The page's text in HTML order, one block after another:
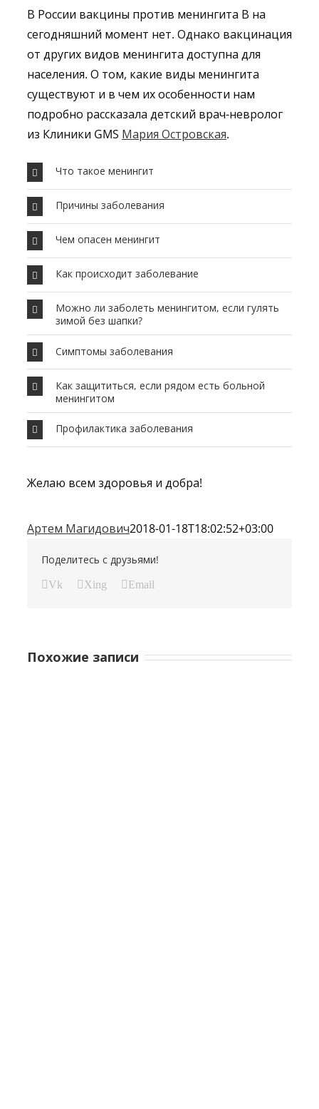
В России вакцины против менингита В на
сегодняшний момент нет. Однако вакцинация
от других видов менингита доступна для
населения. О том, какие виды менингита
существуют и в чем их особенности нам
подробно рассказала детский врач-невролог
из Клиники GMS Мария Островская.
Что такое менингит
Причины заболевания
Чем опасен менингит
Как происходит заболевание
Можно ли заболеть менингитом, если гулять
зимой без шапки?
Симптомы заболевания
Как защититься, если рядом есть больной
менингитом
Профилактика заболевания
Желаю всем здоровья и добра!
Артем Магидович2018-01-18T18:02:52+03:00
Поделитесь с друзьями!
Vk Xing Email
Похожие записи